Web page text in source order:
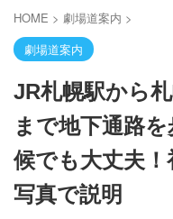
HOME > 劇場道案内 >
劇場道案内
JR札幌駅から
まで地下通路
候でも大丈夫
写真で説明